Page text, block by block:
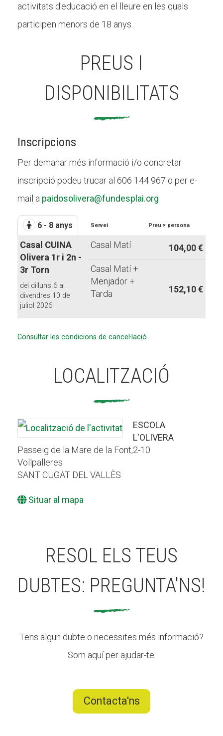
activitats d'educació en el lleure en les quals
participen menors de 18 anys.
PREUS I
DISPONIBILITATS
Inscripcions
Per demanar més informació i/o concretar
inscripció podeu trucar al 606 144 967 o per e-
mail a paidosolivera@fundesplai.org
6 - 8 anys Servei Preu × persona
Casal CUINA
Olivera 1r i 2n -
3r Torn
del dilluns 6 al
divendres 10 de
juliol 2026
Casal Matí
104,00 €
Casal Matí +
Menjador +
Tarda
152,10 €
Consultar les condicions de cancel·lació
LOCALITZACIÓ
ESCOLA
L'OLIVERA
Passeig de la Mare de la Font,2-10
Vollpalleres
SANT CUGAT DEL VALLÈS
Situar al mapa
RESOL ELS TEUS
DUBTES: PREGUNTA'NS!
Tens algun dubte o necessites més informació?
Som aquí per ajudar-te.
Contacta'ns